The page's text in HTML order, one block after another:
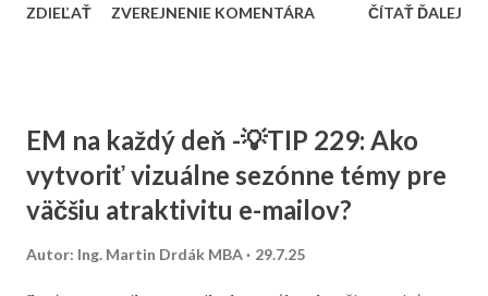
dosiahla lepšie výsledky – a tú úspešnejšiu pošlete zvyšku
pokročilých technických znalostí. 📌 Čo presne znamená
A/B testovanie? A/B testovanie v email marketingu
znamená porovnanie dvoch alebo viacerých verzií jedného
napríklad v predmete, obrázku, CTA tlačidle alebo oslovení.
ZDIEĽAŤ ZVEREJNENIE KOMENTÁRA ČÍTAŤ ĎALEJ
EM na každý deň -💡TIP 229: Ako
vytvoriť vizuálne sezónne témy pre
väčšiu atraktivitu e-mailov?
Autor: Ing. Martin Drdák MBA 29.7.25